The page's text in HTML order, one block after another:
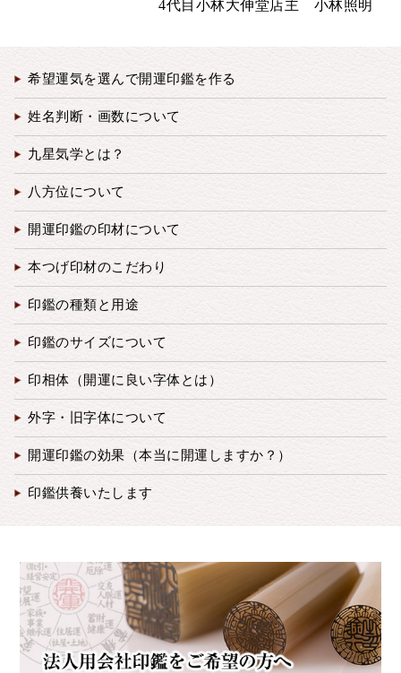
希望運気を選んで開運印鑑を作る
姓名判断・画数について
九星気学とは？
八方位について
開運印鑑の印材について
本つげ印材のこだわり
印鑑の種類と用途
印鑑のサイズについて
印相体（開運に良い字体とは）
外字・旧字体について
開運印鑑の効果（本当に開運しますか？）
印鑑供養いたします
4代目小林大伸堂店主 小林照明